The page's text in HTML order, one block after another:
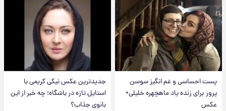
پست احساسی و غم انگیز سوسن
پرور برای زنده یاد ماهچهره خلیلی+
عکس
جدیدترین عکس نیکی کریمی با
استایل تازه در باشگاه؛ چه خبر از این
بانوی جذاب؟